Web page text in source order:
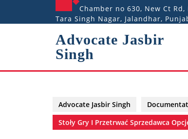
content
Chamber no 630, New Ct Rd,
Tara Singh Nagar, Jalandhar,
Advocate Jasbir
Singh
Advocate Jasbir Singh
Stoły Gry I Przetrwać Sprzedawca